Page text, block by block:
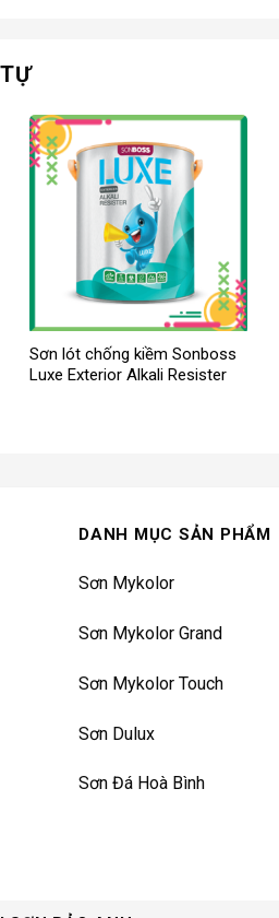
Sơn lót chống kiềm Sonboss
Luxe Exterior Alkali Resister
DANH MỤC SẢN PHẨM
Sơn Mykolor
Sơn Mykolor Grand
Sơn Mykolor Touch
Sơn Dulux
Sơn Đá Hoà Bình